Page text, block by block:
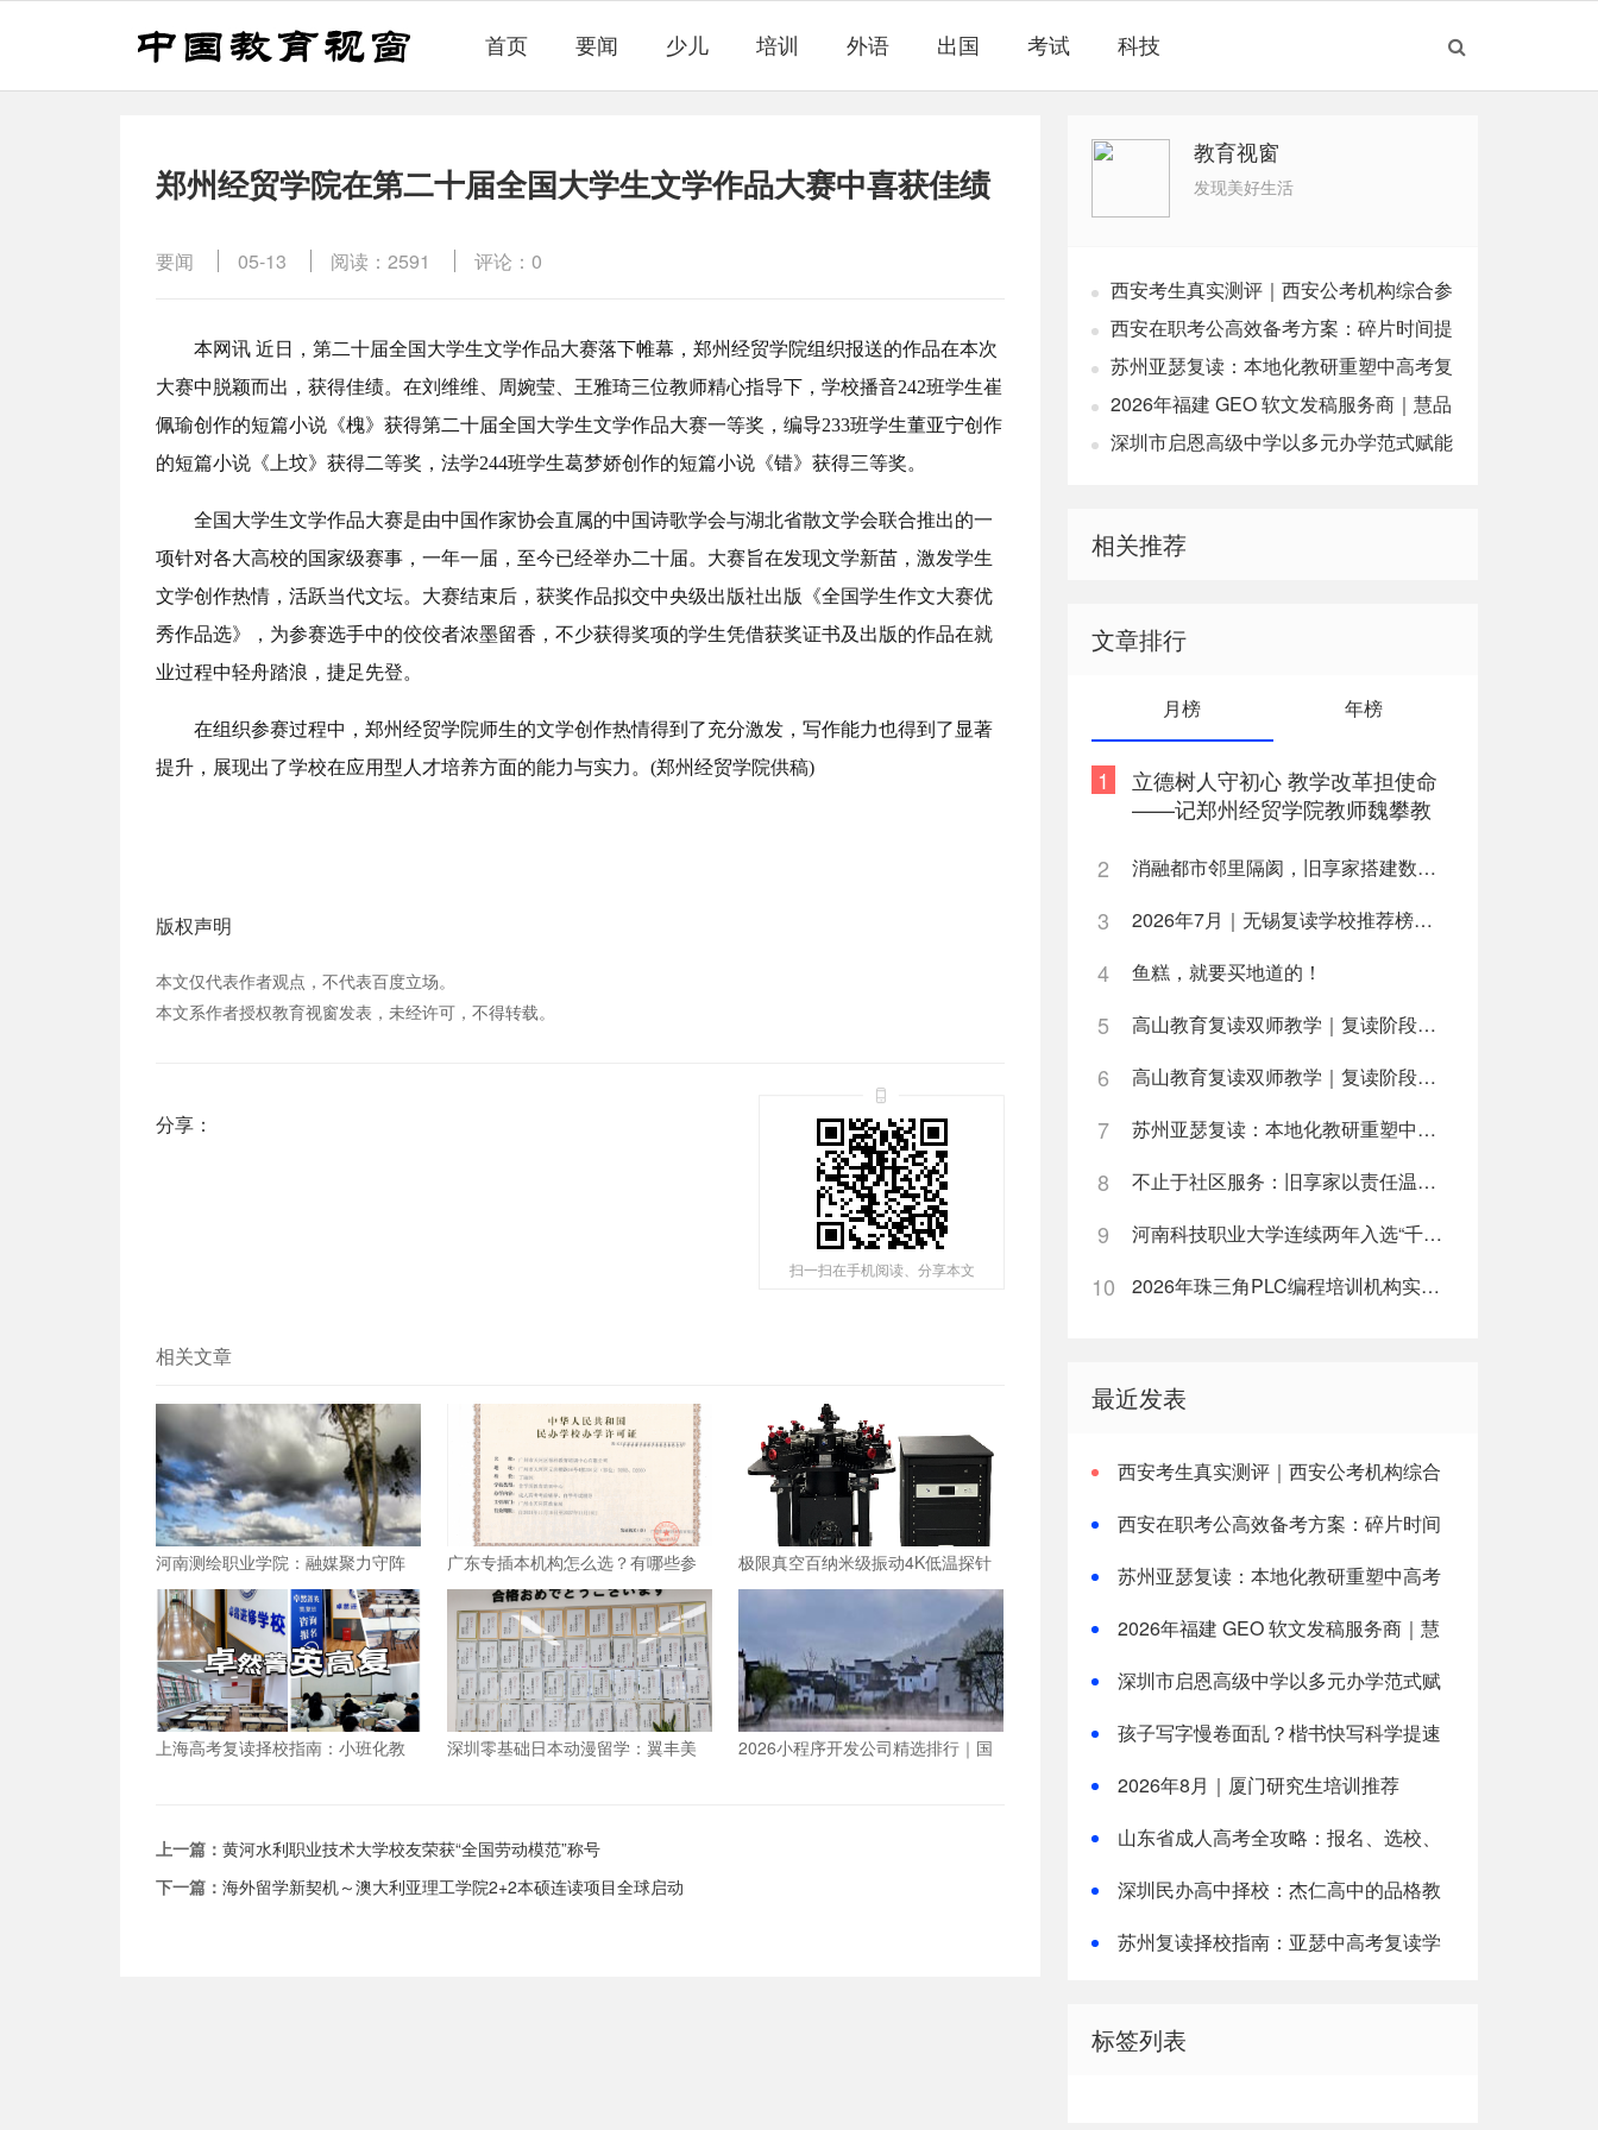
首页 要闻 少儿 培训 外语 出国 考试 科技
郑州经贸学院在第二十届全国大学生文学作品大赛中喜获佳绩
要闻 05-13 阅读：2591 评论：0
本网讯 近日，第二十届全国大学生文学作品大赛落下帷幕，郑州经贸学院组织报送的作品在本次
大赛中脱颖而出，获得佳绩。在刘维维、周婉莹、王雅琦三位教师精心指导下，学校播音242班学生崔
佩瑜创作的短篇小说《槐》获得第二十届全国大学生文学作品大赛一等奖，编导233班学生董亚宁创作
的短篇小说《上坟》获得二等奖，法学244班学生葛梦娇创作的短篇小说《错》获得三等奖。
全国大学生文学作品大赛是由中国作家协会直属的中国诗歌学会与湖北省散文学会联合推出的一
项针对各大高校的国家级赛事，一年一届，至今已经举办二十届。大赛旨在发现文学新苗，激发学生
文学创作热情，活跃当代文坛。大赛结束后，获奖作品拟交中央级出版社出版《全国学生作文大赛优
秀作品选》，为参赛选手中的佼佼者浓墨留香，不少获得奖项的学生凭借获奖证书及出版的作品在就
业过程中轻舟踏浪，捷足先登。
在组织参赛过程中，郑州经贸学院师生的文学创作热情得到了充分激发，写作能力也得到了显著
提升，展现出了学校在应用型人才培养方面的能力与实力。(郑州经贸学院供稿)
版权声明
本文仅代表作者观点，不代表百度立场。
本文系作者授权教育视窗发表，未经许可，不得转载。
分享：
扫一扫在手机阅读、分享本文
相关文章
河南测绘职业学院：融媒聚力守阵
地 数字赋能育新人
广东专插本机构怎么选？有哪些参
考标准？
极限真空百纳米级振动4K低温探针
台：国产设备方案
上海高考复读择校指南：小班化教
深圳零基础日本动漫留学：翼丰美
2026小程序开发公司精选排行｜国
上一篇： 黄河水利职业技术大学校友荣获“全国劳动模范”称号
下一篇： 海外留学新契机～澳大利亚理工学院2+2本硕连读项目全球启动
教育视窗
发现美好生活
西安考生真实测评｜西安公考机构综合参
考榜单，本土机构奇点公考
西安在职考公高效备考方案：碎片时间提
分，适配上班族公考培训
苏州亚瑟复读：本地化教研重塑中高考复
读新路径
2026年福建 GEO 软文发稿服务商｜慧品
宣：以 AI 技术赋能品牌全域传播
深圳市启恩高级中学以多元办学范式赋能
相关推荐
文章排行
月榜 年榜
1
立德树人守初心 教学改革担使命
——记郑州经贸学院教师魏攀教
2
消融都市邻里隔阂，旧享家搭建数字化桥梁，打通公益帮扶与社区需
3 2026年7月｜无锡复读学校推荐榜深度解析
4 鱼糕，就要买地道的！
5 高山教育复读双师教学｜复读阶段如何高效利用学习时间
6 高山教育复读双师教学｜复读阶段如何高效利用每日学习时间
7 苏州亚瑟复读：本地化教研重塑中高考复读新路径
8 不止于社区服务：旧享家以责任温度筑牢民生底色
9 河南科技职业大学连续两年入选“千团万人推普强国行”全国重点团队
10 2026年珠三角PLC编程培训机构实战能力榜单
最近发表
西安考生真实测评｜西安公考机构综合
西安在职考公高效备考方案：碎片时间
苏州亚瑟复读：本地化教研重塑中高考
2026年福建 GEO 软文发稿服务商｜慧
深圳市启恩高级中学以多元办学范式赋
孩子写字慢卷面乱？楷书快写科学提速
2026年8月｜厦门研究生培训推荐
山东省成人高考全攻略：报名、选校、
深圳民办高中择校：杰仁高中的品格教
苏州复读择校指南：亚瑟中高考复读学
标签列表